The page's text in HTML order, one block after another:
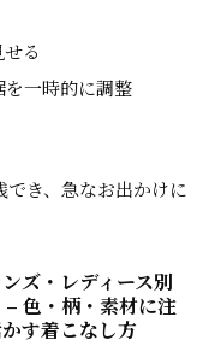
る
を一時的に調整
き、急なお出かけに
ズ・レディース別
色・柄・素材に注
す着こなし方